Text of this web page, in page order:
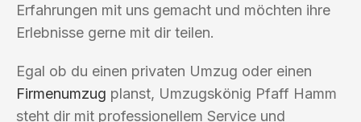
Erfahrungen mit uns gemacht und möchten ihre
Erlebnisse gerne mit dir teilen.
Egal ob du einen privaten Umzug oder einen
Firmenumzug planst, Umzugskönig Pfaff Hamm
steht dir mit professionellem Service und